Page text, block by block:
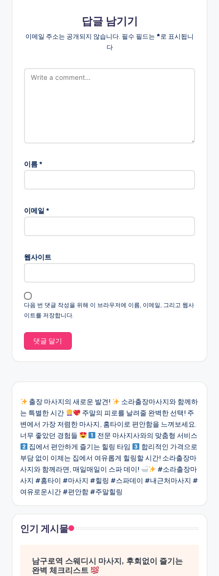
답글 남기기
이메일 주소는 공개되지 않습니다. 필수 필드는 *로 표시됩니
다
이름*
이메일 *
웹사이트
다음 번 댓글 작성을 위해 이 브라우저에 이름, 이메일, 그리고 웹사
이트를 저장합니다.
출장 마사지의 새로운 발견!
소라출장마사지와 함께하
는 특별한 시간
주말의 피로를 날려줄 완벽한 선택! 주
변에서 가장 저렴한 마사지, 홈타이로 편안함을 느껴보세요.
너무 좋았던 경험들
전문 마사지사와의 맞춤형 서비스
집에서 편안하게 즐기는 힐링 타임
합리적인 가격으로
부담 없이 이제는 집에서 여유롭게 힐링할 시간! 소라출장마
사지와 함께라면, 매일매일이 스파 데이!
#소라출장마
사지 #홈타이 #마사지 #힐링 #스파데이 #내근처마사지 #
여유로운시간 #편안함 #주말힐링
인기 게시물
남구로역 스웨디시 마사지, 후회없이 즐기는
완벽 체크리스트